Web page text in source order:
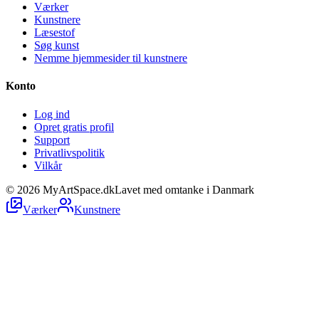
Værker
Kunstnere
Læsestof
Søg kunst
Nemme hjemmesider til kunstnere
Konto
Log ind
Opret gratis profil
Support
Privatlivspolitik
Vilkår
© 2026 MyArtSpace.dkLavet med omtanke i Danmark
Værker
Kunstnere